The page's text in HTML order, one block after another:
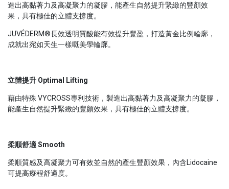
造出高黏著力及高凝聚力的凝膠，能產生自然提升緊緻的豐顏效
果，具有極佳的立體支撐度。
JUVÉDERM®長效透明質酸能有效提升豐盈，打造黃金比例輪廓，
成就出宛如天生一樣嘅美學輪廓。
立體提升 Optimal Lifting
藉由特殊 VYCROSS專利技術，製造出高黏著力及高凝聚力的凝膠，
能產生自然提升緊緻的豐顏效果，具有極佳的立體支撐度。
柔順舒適 Smooth
柔順質感及高凝聚力可有效並自然的產生豐顏效果，內含Lidocaine
可提高療程舒適度。